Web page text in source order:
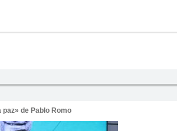
de Pablo Romo